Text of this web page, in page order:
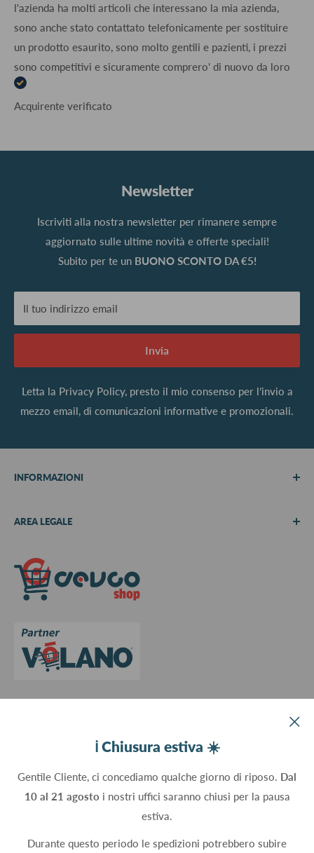
ℹ️ Chiusura estiva ☀️
Gentile Cliente, ci concediamo qualche giorno di riposo. Dal
10 al 21 agosto i nostri uffici saranno chiusi per la pausa
estiva.
Durante questo periodo le spedizioni potrebbero subire
l'azienda ha molti articoli che interessano la mia azienda,
sono anche stato contattato telefonicamente per sostituire
un prodotto esaurito, sono molto gentili e pazienti, i prezzi
sono competitivi e sicuramente comprero' di nuovo da loro
Acquirente verificato
Newsletter
Iscriviti alla nostra newsletter per rimanere sempre
aggiornato sulle ultime novità e offerte speciali!
Subito per te un BUONO SCONTO DA €5!
Il tuo indirizzo email
Invia
Letta la Privacy Policy, presto il mio consenso per l’invio a
mezzo email, di comunicazioni informative e promozionali.
INFORMAZIONI
Metodi di pagamento
Richiedi preventivo
Contattaci
AREA LEGALE
Informativa su resi e rimborsi
Privacy Policy
Aggiorna le preferenze sui cookie
C.Fisc. P.IVA 09934830960
Seguici